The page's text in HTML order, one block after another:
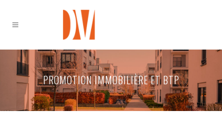
PROMOTION IMMOBILIÈRE ET BTP